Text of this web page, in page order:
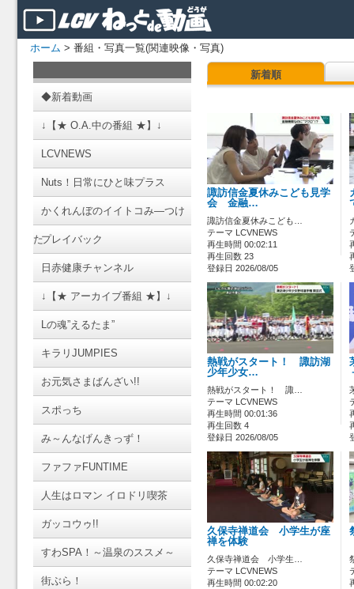
ホーム > 番組・写真一覧(関連映像・写真)
◆新着動画
↓【★ O.A.中の番組 ★】↓
LCVNEWS
Nuts！日常にひと味プラス
かくれんぼのイイトコみ―つけ
たプレイバック
日赤健康チャンネル
↓【★ アーカイブ番組 ★】↓
Lの魂”えるたま”
キラリJUMPIES
お元気さまばんざい!!
スポっち
み～んなげんきっず！
ファファFUNTIME
人生はロマン イロドリ喫茶
ガッコウゥ!!
すわSPA！～温泉のススメ～
街ぶら！
新着順
諏訪信金夏休みこども見学
会 金融…
諏訪信金夏休みこども…
テーマ LCVNEWS
再生時間 00:02:11
再生回数 23
登録日 2026/08/05
熱戦がスタート！ 諏訪湖
少年少女…
熱戦がスタート！ 諏…
テーマ LCVNEWS
再生時間 00:01:36
再生回数 4
登録日 2026/08/05
久保寺禅道会 小学生が座
禅を体験
久保寺禅道会 小学生…
テーマ LCVNEWS
再生時間 00:02:20